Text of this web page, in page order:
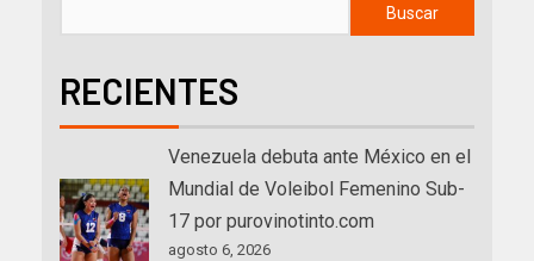
Buscar
RECIENTES
Venezuela debuta ante México en el
Mundial de Voleibol Femenino Sub-
17 por purovinotinto.com
agosto 6, 2026